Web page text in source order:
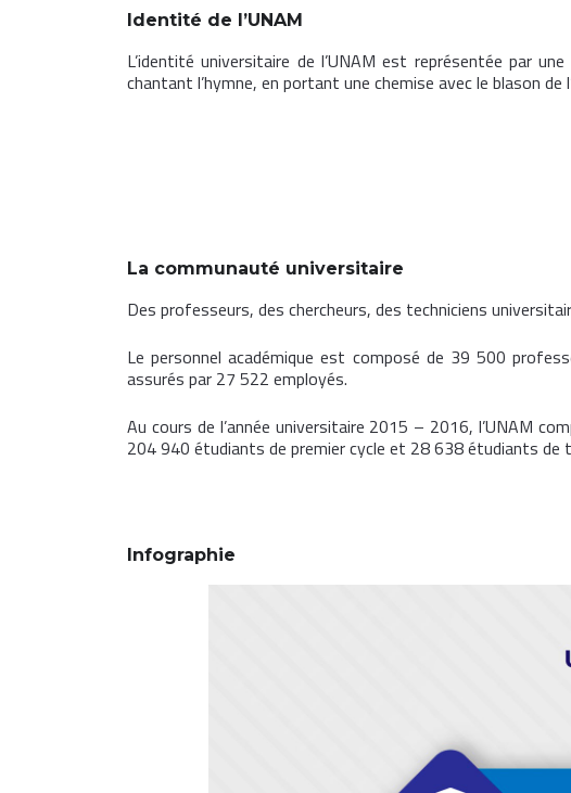
Identité de l’UNAM
L’identité universitaire de l’UNAM est représentée par
chantant l’hymne, en portant une chemise avec le blason
La communauté universitaire
Des professeurs, des chercheurs, des techniciens
Le personnel académique est composé de 39 500
assurés par 27 522 employés.
Au cours de l’année universitaire 2015 – 2016, l’UNAM
204 940 étudiants de premier cycle et 28 638 étudiants de
Infographie